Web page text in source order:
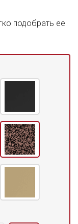
подобрать ее